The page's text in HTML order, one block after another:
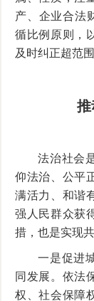
产、企业合法
循比例原则，
及时纠正超范
推
法治社会
仰法治、公平
满活力、和谐
强人民群众获
措，也是实现
一是促进
同发展。依法
权、社会保障